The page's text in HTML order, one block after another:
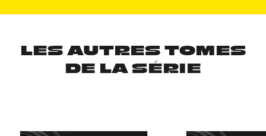
LES AUTRES TOMES
DE LA SÉRIE